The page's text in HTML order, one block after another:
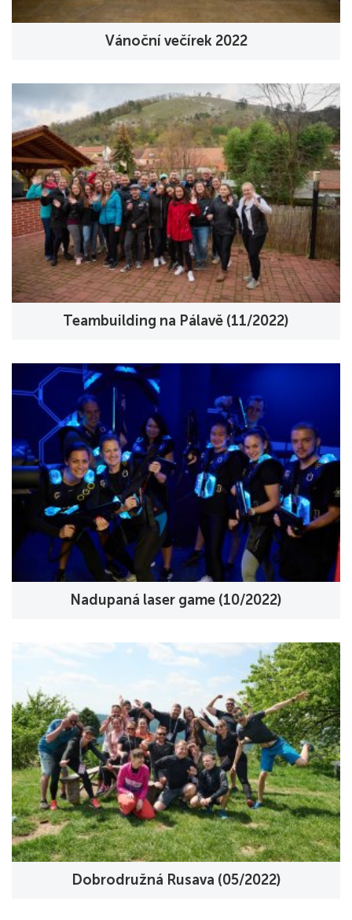
Vánoční večírek 2022
Teambuilding na Pálavě (11/2022)
Nadupaná laser game (10/2022)
Dobrodružná Rusava (05/2022)